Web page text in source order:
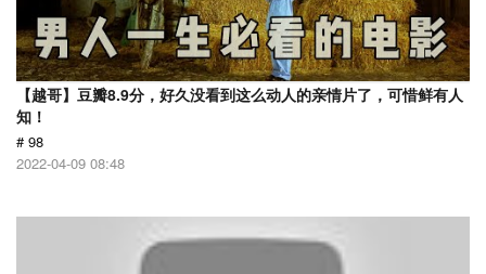
【越哥】豆瓣8.9分，好久没看到这么动人的亲情片了，可惜鲜有人
知！
# 98
2022-04-09 08:48